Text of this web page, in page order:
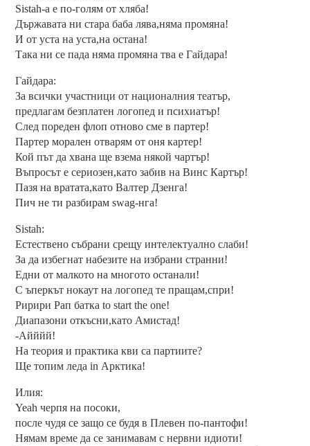
Sistah-а е по-голям от хляба!
Държавата ни стара баба лява,няма промяна!
И от уста на уста,на остана!
Така ни се пада няма промяна тва е Гайдара!
Гайдара:
За всички участници от националния театър,
предлагам безплатен логопед и психиатър!
След пореден флоп отново сме в партер!
Партер морален отварям от оня картер!
Кой път да хвана ще взема някой чартър!
Въпросът е сериозен,като забив на Винс Картър!
Пазя на вратата,като Валтер Дзенга!
Пич не ти разбирам swag-нга!
Sistah:
Естествено събрани срещу интелектуално слаби!
За да избегнат набезите на избрани странни!
Едни от малкото на многото останали!
С ъперкът нокаут на логопед те пращам,спри!
Ририри Рап батка to start the one!
Диапазони откъсни,като Амистад!
-Айййй!
На теория и практика кви са партиите?
Ще топим леда in Арктика!
Илия:
Yeah черпя на посоки,
после чудя се защо се будя в Плевен по-пантофи!
Нямам време да се занимавам с нервни идиоти!